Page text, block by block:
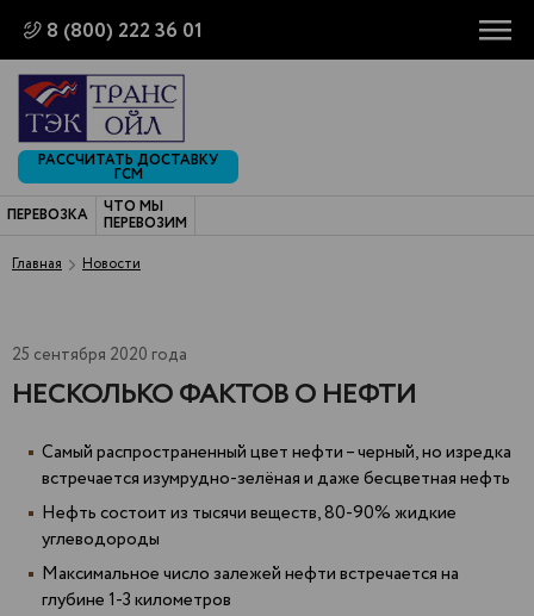
8 (800) 222 36 01
РАССЧИТАТЬ ДОСТАВКУ
ГСМ
ПЕРЕВОЗКА
ЧТО МЫ
ПЕРЕВОЗИМ
Главная
Новости
25 сентября 2020 года
НЕСКОЛЬКО ФАКТОВ О НЕФТИ
Самый распространенный цвет нефти – черный, но изредка
встречается изумрудно-зелёная и даже бесцветная нефть
Нефть состоит из тысячи веществ, 80-90% жидкие
углеводороды
Максимальное число залежей нефти встречается на
глубине 1-3 километров